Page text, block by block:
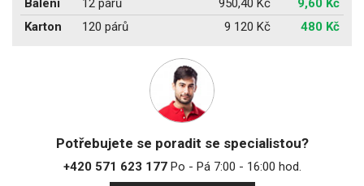
Karton
120 párů 9 120 Kč 480 Kč
Potřebujete se poradit se specialistou?
+420 571 623 177Po - Pá 7:00 - 16:00 hod.